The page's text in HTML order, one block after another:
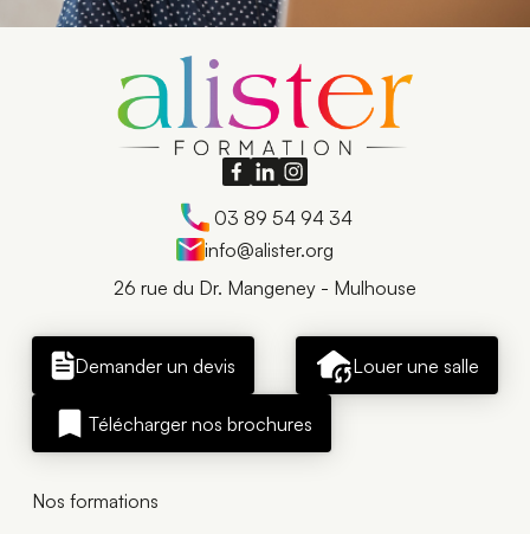
03 89 54 94 34
info@alister.org
26 rue du Dr. Mangeney - Mulhouse
Demander un devis Louer une salle
Télécharger nos brochures
Nos formations